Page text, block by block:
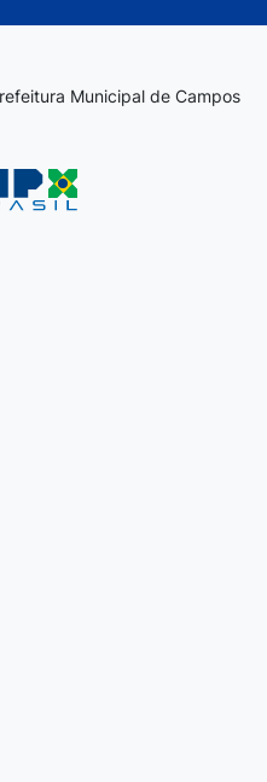
Municipal de Campos